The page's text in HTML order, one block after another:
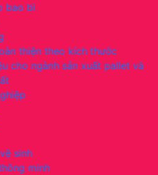
bao bì
thiện theo kích thước
cho ngành sản xuất pallet và
sinh
minh